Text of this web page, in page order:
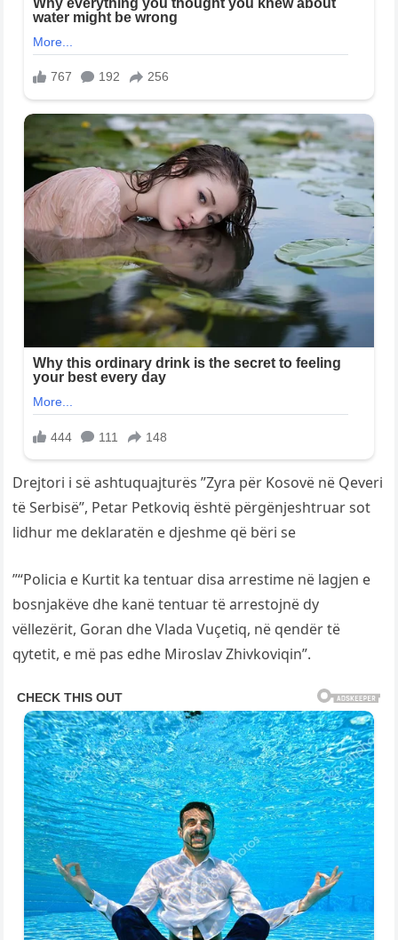
Drejtori i së ashtuquajturës ”Zyra për Kosovë në Qeveri
të Serbisë”, Petar Petkoviq është përgënjeshtruar sot
lidhur me deklaratën e djeshme që bëri se
”“Policia e Kurtit ka tentuar disa arrestime në lagjen e
bosnjakëve dhe kanë tentuar të arrestojnë dy
vëllezërit, Goran dhe Vlada Vuçetiq, në qendër të
qytetit, e më pas edhe Miroslav Zhivkoviqin”.